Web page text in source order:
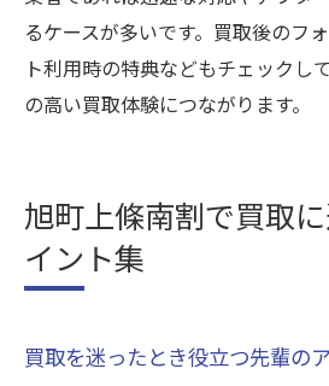
るケースが多いです。買取後のフ
ト利用時の特典などもチェックし
の高い買取体験につながります。
旭町上條南割で買取
イント集
買取を迷ったとき役立つ先輩の